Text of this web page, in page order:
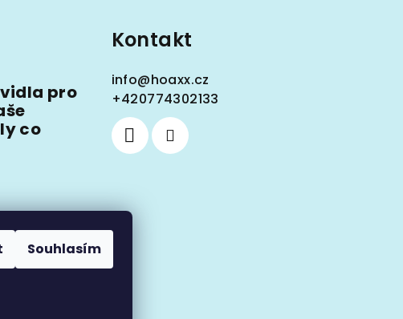
Souhlasím
pro
co
Kontakt
info@hoaxx.cz
+420774302133